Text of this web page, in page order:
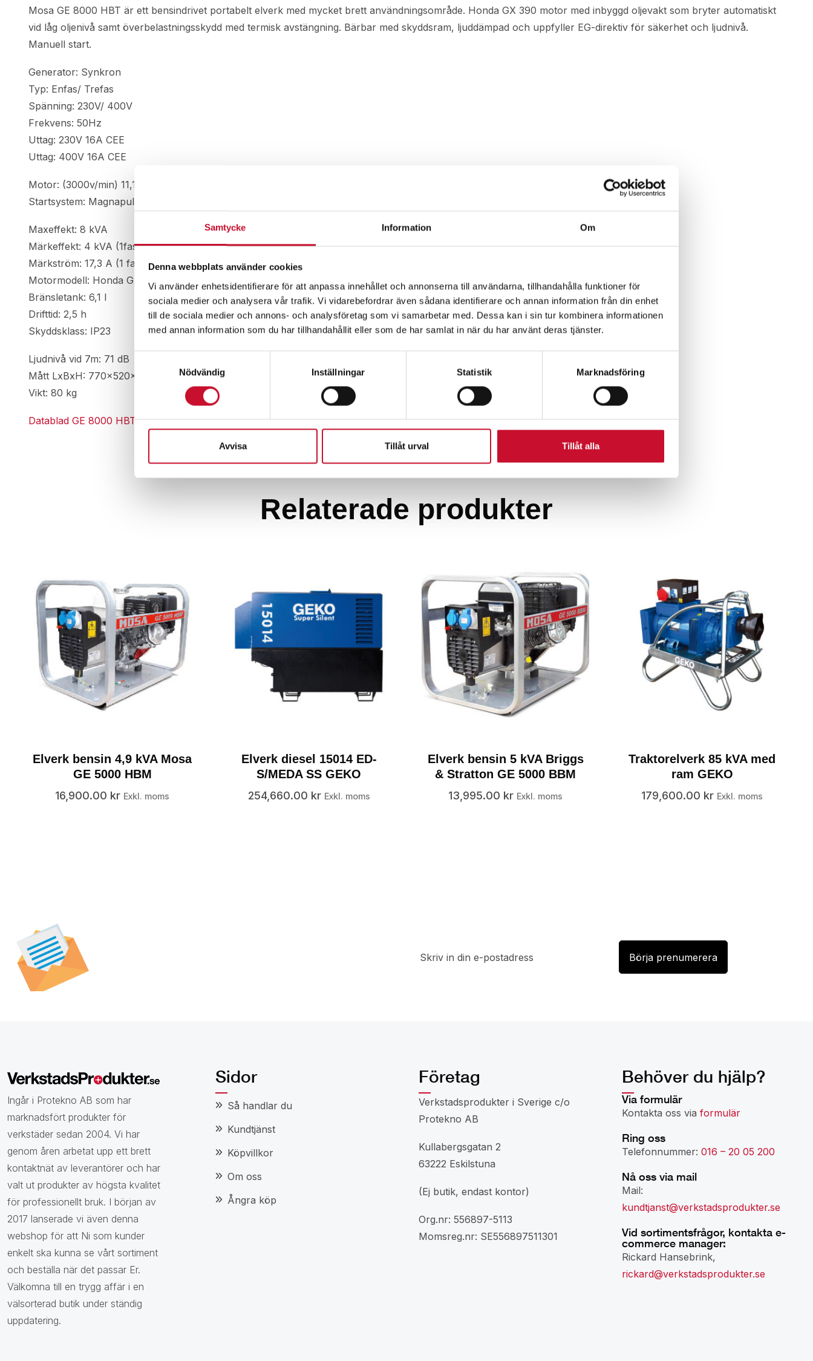
Samtycke Information Om
Denna webbplats använder cookies
Vi använder enhetsidentifierare för att anpassa innehållet och annonserna till användarna, tillhandahålla funktioner för
sociala medier och analysera vår trafik. Vi vidarebefordrar även sådana identifierare och annan information från din enhet
till de sociala medier och annons- och analysföretag som vi samarbetar med. Dessa kan i sin tur kombinera informationen
med annan information som du har tillhandahållit eller som de har samlat in när du har använt deras tjänster.
Nödvändig
Inställningar Statistik Marknadsföring
Avvisa Tillåt urval Tillåt alla
Mosa GE 8000 HBT är ett bensindrivet portabelt elverk med mycket brett användningsområde. Honda GX 390 motor med inbyggd oljevakt som bryter automatiskt
vid låg oljenivå samt överbelastningsskydd med termisk avstängning. Bärbar med skyddsram, ljuddämpad och uppfyller EG-direktiv för säkerhet och ljudnivå.
Manuell start.
Generator: Synkron
Typ: Enfas/ Trefas
Spänning: 230V/ 400V
Frekvens: 50Hz
Uttag: 230V 16A CEE
Uttag: 400V 16A CEE
Motor: (3000v/min) 11,1 hk
Startsystem: Magnapull
Maxeffekt: 8 kVA
Märkeffekt: 4 kVA (1fas) 7 kVA (3fas)
Märkström: 17,3 A (1 fas) 10,1 A (3 fas)
Motormodell: Honda GX390
Bränsletank: 6,1 l
Drifttid: 2,5 h
Skyddsklass: IP23
Ljudnivå vid 7m: 71 dB
Mått LxBxH: 770x520x650 mm
Vikt: 80 kg
Datablad GE 8000 HBT
Relaterade produkter
Elverk bensin 4,9 kVA Mosa
GE 5000 HBM
16,900.00 kr Exkl. moms
Elverk diesel 15014 ED-
S/MEDA SS GEKO
254,660.00 kr Exkl. moms
Elverk bensin 5 kVA Briggs
& Stratton GE 5000 BBM
13,995.00 kr Exkl. moms
Traktorelverk 85 kVA med
ram GEKO
179,600.00 kr Exkl. moms
Ingår i Protekno AB som har
marknadsfört produkter för
verkstäder sedan 2004. Vi har
genom åren arbetat upp ett brett
kontaktnät av leverantörer och har
valt ut produkter av högsta kvalitet
för professionellt bruk. I början av
2017 lanserade vi även denna
webshop för att Ni som kunder
enkelt ska kunna se vårt sortiment
och beställa när det passar Er.
Välkomna till en trygg affär i en
välsorterad butik under ständig
uppdatering.
Sidor
Så handlar du
Kundtjänst
Köpvillkor
Om oss
Ångra köp
Företag
Verkstadsprodukter i Sverige c/o
Protekno AB
Kullabergsgatan 2
63222 Eskilstuna
(Ej butik, endast kontor)
Org.nr: 556897-5113
Momsreg.nr: SE556897511301
Behöver du hjälp?
Via formulär
Kontakta oss via formulär
Ring oss
Telefonnummer: 016 – 20 05 200
Nå oss via mail
Mail:
kundtjanst@verkstadsprodukter.se
Vid sortimentsfrågor, kontakta e-
commerce manager:
Rickard Hansebrink,
rickard@verkstadsprodukter.se